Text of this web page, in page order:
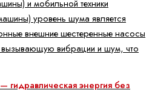
и мобильной техники
уровень шума является
внешние шестеренные насосы
вибрации и шум, что
гидравлическая энергия без